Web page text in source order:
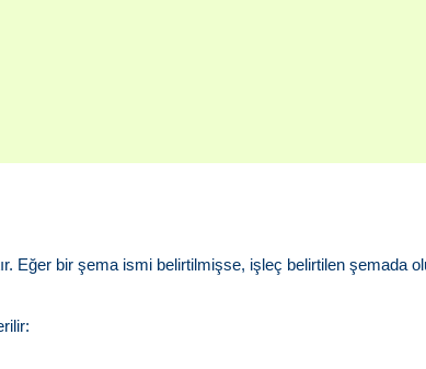
Eğer bir şema ismi belirtilmişse, işleç belirtilen şemada